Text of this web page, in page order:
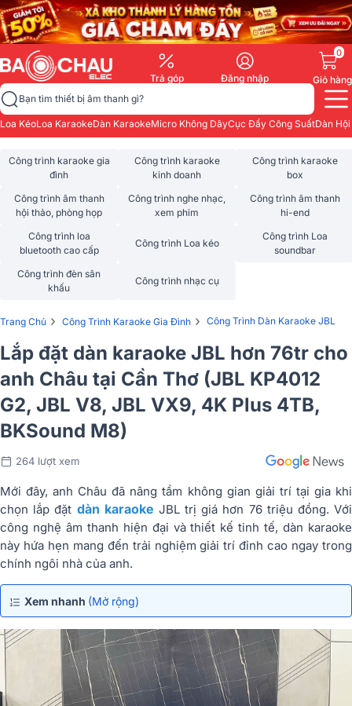
Trả góp Đăng nhập
0
Giỏ hàng
Bạn tìm thiết bị âm thanh gì?
Loa KéoLoa KaraokeDàn KaraokeMicro Không DâyCục Đẩy Công SuấtDàn
Công trình karaoke gia
đình
Công trình karaoke
kinh doanh
Công trình karaoke
box
Công trình âm thanh
hội thảo, phòng họp
Công trình nghe nhạc,
xem phim
Công trình âm thanh
hi-end
Công trình loa
bluetooth cao cấp
Công trình Loa kéo
Công trình Loa
soundbar
Công trình đèn sân
khấu
Công trình nhạc cụ
Trang Chủ › Công Trình Karaoke Gia Đình › Công Trình Dàn Karaoke JBL
Lắp đặt dàn karaoke JBL hơn 76tr cho
anh Châu tại Cần Thơ (JBL KP4012
G2, JBL V8, JBL VX9, 4K Plus 4TB,
BKSound M8)
264 lượt xem
Mới đây, anh Châu đã nâng tầm không gian giải trí tại gia khi
chọn lắp đặt dàn karaoke JBL trị giá hơn 76 triệu đồng. Với
công nghệ âm thanh hiện đại và thiết kế tinh tế, dàn karaoke
này hứa hẹn mang đến trải nghiệm giải trí đỉnh cao ngay trong
chính ngôi nhà của anh.
Xem nhanh (Mở rộng)